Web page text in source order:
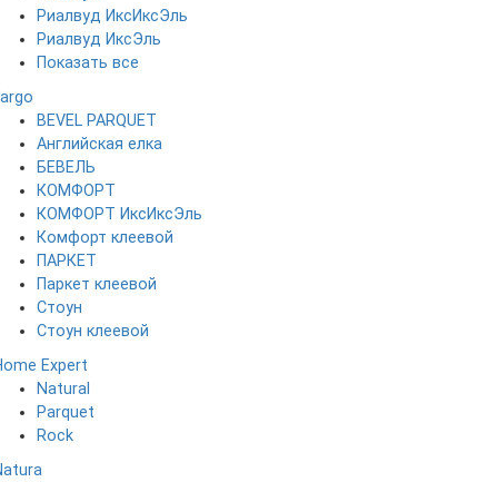
Риалвуд ИксИксЭль
Риалвуд ИксЭль
Показать все
BEVEL PARQUET
Английская елка
БЕВЕЛЬ
КОМФОРТ
КОМФОРТ ИксИксЭль
Комфорт клеевой
ПАРКЕТ
Паркет клеевой
Стоун
Стоун клеевой
Expert
Natural
Parquet
Rock